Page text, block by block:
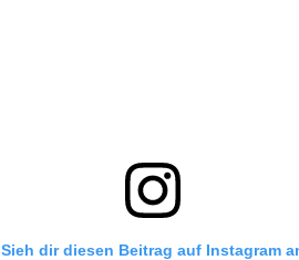
Sieh dir diesen Beitrag auf Instagram